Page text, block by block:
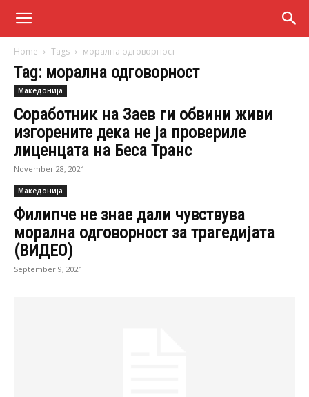
Home Tags морална одговорност
Tag: морална одговорност
Македонија
Соработник на Заев ги обвини живи
изгорените дека не ја провериле
лиценцата на Беса Транс
November 28, 2021
Македонија
Филипче не знае дали чувствува
морална одговорност за трагедијата
(ВИДЕО)
September 9, 2021